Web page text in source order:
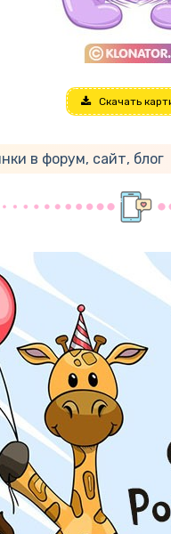
Скачать
в форум, сайт, блог